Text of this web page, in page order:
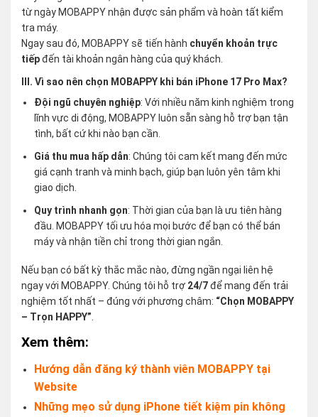
từ ngày MOBAPPY nhận được sản phẩm và hoàn tất kiểm
tra máy.
Ngay sau đó, MOBAPPY sẽ tiến hành chuyển khoản trực
tiếpđến tài khoản ngân hàng của quý khách.
III. Vì sao nên chọn MOBAPPY khi bán iPhone 17 Pro Max?
Đội ngũ chuyên nghiệp: Với nhiều năm kinh nghiệm trong
lĩnh vực di động, MOBAPPY luôn sẵn sàng hỗ trợ bạn tận
tình, bất cứ khi nào bạn cần.
Giá thu mua hấp dẫn: Chúng tôi cam kết mang đến mức
giá cạnh tranh và minh bạch, giúp bạn luôn yên tâm khi
giao dịch.
Quy trình nhanh gọn: Thời gian của bạn là ưu tiên hàng
đầu. MOBAPPY tối ưu hóa mọi bước để bạn có thể bán
máy và nhận tiền chỉ trong thời gian ngắn.
Nếu bạn có bất kỳ thắc mắc nào, đừng ngần ngại liên hệ
ngay với MOBAPPY. Chúng tôi hỗ trợ 24/7để mang đến trải
nghiệm tốt nhất – đúng với phương châm: “Chọn MOBAPPY
– Trọn HAPPY”.
Xem thêm:
Hướng dẫn đăng ký thành viên MOBAPPY tại
Website
Những mẹo sử dụng iPhone tiết kiệm pin không